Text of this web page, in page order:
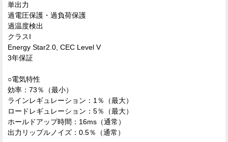
単出力
過電圧保護・過負荷保護
過温度検出
クラスI
Energy Star2.0, CEC Level V
3年保証
○電気特性
効率：73％（最小）
ラインレギュレーション：1％（最大）
ロードレギュレーション：5％（最大）
ホールドアップ時間：16ms（通常）
出力リップルノイズ：0.5％（通常）